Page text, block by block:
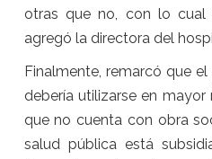
otras que no, con lo cual
agregó la directora del
Finalmente, remarcó que
debería utilizarse en
que no cuenta con obra
salud pública está